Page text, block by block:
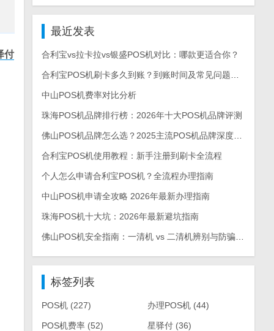
付
最近发表
合利宝vs拉卡拉vs银盛POS机对比：哪款更适合你？
中山POS机费率对比分析
珠海POS机品牌排行榜：2026年十大POS机品牌评测
佛山POS机品牌怎么选？2025主流POS机品牌深度测评与选购指南
合利宝POS机使用教程：新手注册到刷卡全流程
个人怎么申请合利宝POS机？全流程办理指南
中山POS机申请全攻略 2026年最新办理指南
珠海POS机十大坑：2026年最新避坑指南
佛山POS机安全指南：一清机 vs 二清机辨别与防骗手册
标签列表
POS机(227) 办理POS机(44)
POS机费率(52) 星驿付(36)